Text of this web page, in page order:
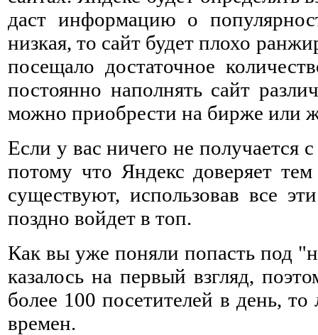
даст информацию о
низкая, то сайт будет плохо
посещало достаточное
постоянно наполнять сайт
можно приобрести на бирже или
Если у вас ничего не получается
потому что Яндекс доверяет
существуют, использовав все
поздно войдет в топ.
Как вы уже поняли попасть под
казалось на первый взгляд,
более 100 посетителей в день,
времен.